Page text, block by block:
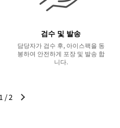
검수 및 발송
담당자가 검수 후, 아이스팩을 동
봉하여 안전하게 포장 및 발송 합
니다.
슬라이드다음 슬라이드
1 /2